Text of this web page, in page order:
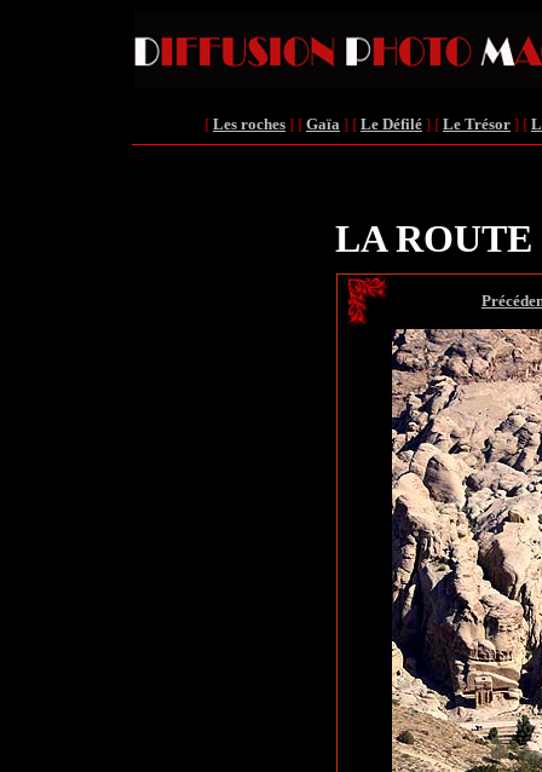
[ Les roches ] [ Gaïa ] [ Le Défilé ] [ Le Trésor ] [
LA